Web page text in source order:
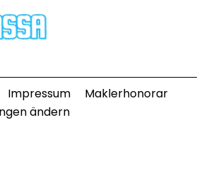
Impressum
Maklerhonorar
ändern